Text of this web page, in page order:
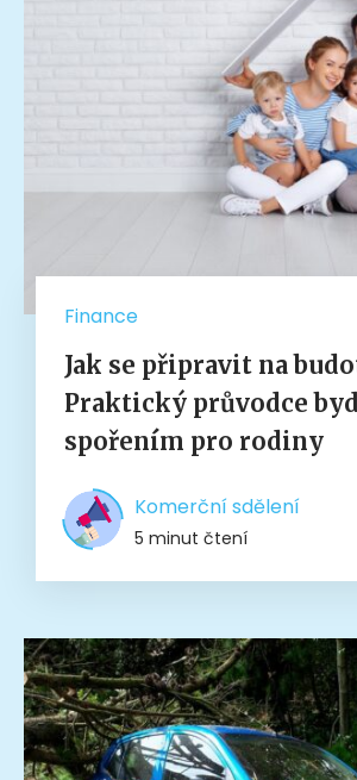
Finance
Jak se připravit na
Praktický průvodce
spořením pro rodiny
Komerční sdělení
5 minut čtení